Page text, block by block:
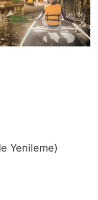
Yenileme)